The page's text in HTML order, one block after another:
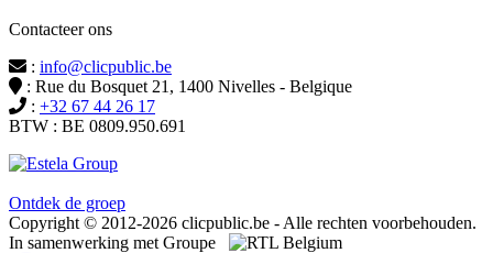
Contacteer ons
: info@clicpublic.be
: Rue du Bosquet 21, 1400 Nivelles - Belgique
: +32 67 44 26 17
BTW : BE 0809.950.691
Ontdek de groep
Copyright © 2012-2026 clicpublic.be - Alle rechten voorbehouden.
In samenwerking met Groupe